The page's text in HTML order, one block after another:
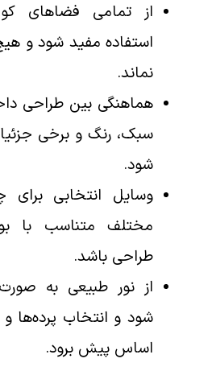
از تمامی فضاهای
استفاده مفید شود و هیچ
نماند.
هماهنگی بین طراحی
سبک، رنگ و برخی جزئیات
شود.
وسایل انتخابی برای
مختلف متناسب با
طراحی باشد.
از نور طبیعی به صورت
شود و انتخاب پرده‌ها و
اساس پیش برود.